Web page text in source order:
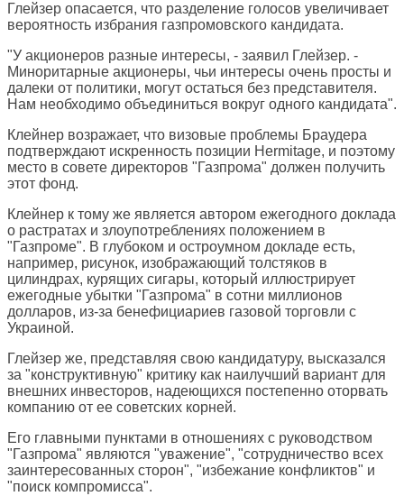
Глейзер опасается, что разделение голосов увеличивает
вероятность избрания газпромовского кандидата.
"У акционеров разные интересы, - заявил Глейзер. -
Миноритарные акционеры, чьи интересы очень просты и
далеки от политики, могут остаться без представителя.
Нам необходимо объединиться вокруг одного кандидата".
Клейнер возражает, что визовые проблемы Браудера
подтверждают искренность позиции Hermitage, и поэтому
место в совете директоров "Газпрома" должен получить
этот фонд.
Клейнер к тому же является автором ежегодного доклада
о растратах и злоупотреблениях положением в
"Газпроме". В глубоком и остроумном докладе есть,
например, рисунок, изображающий толстяков в
цилиндрах, курящих сигары, который иллюстрирует
ежегодные убытки "Газпрома" в сотни миллионов
долларов, из-за бенефициариев газовой торговли с
Украиной.
Глейзер же, представляя свою кандидатуру, высказался
за "конструктивную" критику как наилучший вариант для
внешних инвесторов, надеющихся постепенно оторвать
компанию от ее советских корней.
Его главными пунктами в отношениях с руководством
"Газпрома" являются "уважение", "сотрудничество всех
заинтересованных сторон", "избежание конфликтов" и
"поиск компромисса".